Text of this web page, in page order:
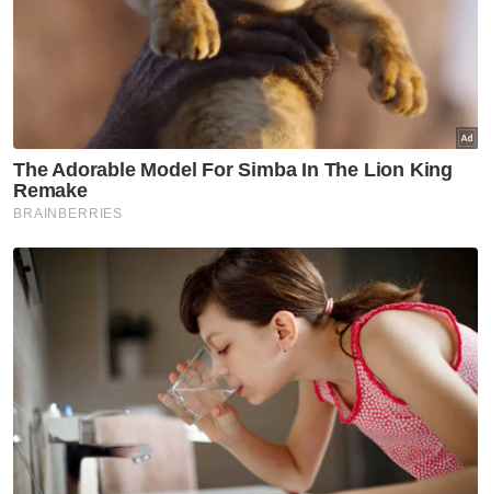
penyeludupan dan pengelakan cukai,
termasuk melalui Ops Sky yang menyaksikan
16 individu didakwa, 98 akaun bank
dibekukan berjumlah RM17 juta serta
rampasan pelbagai aset mewah," ujarnya.
Ujar Hisyam, dalam aspek keselamatan
negara, Op Sohor pada 14 Oktober 2025
Angkatan Tentera Malaysia (ATM) yang
didakwa membocorkan maklumat operasi
kepada sindiket penyeludupan dengan nilai
rasuah RM3 juta, melibatkan tindakan
pendakwaan terhadap empat pegawai
kanan.
"Kes penyelewengan dana kemanusiaan